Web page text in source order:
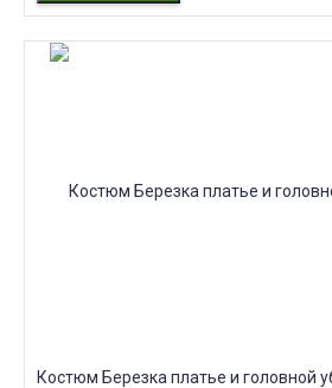
Костюм Березка платье и головной